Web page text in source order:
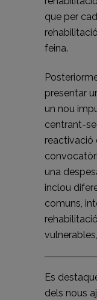
que per
feina.
presentar
un nou
centrant-se
reactivació
una
inclou
comuns,
Es
dels nous